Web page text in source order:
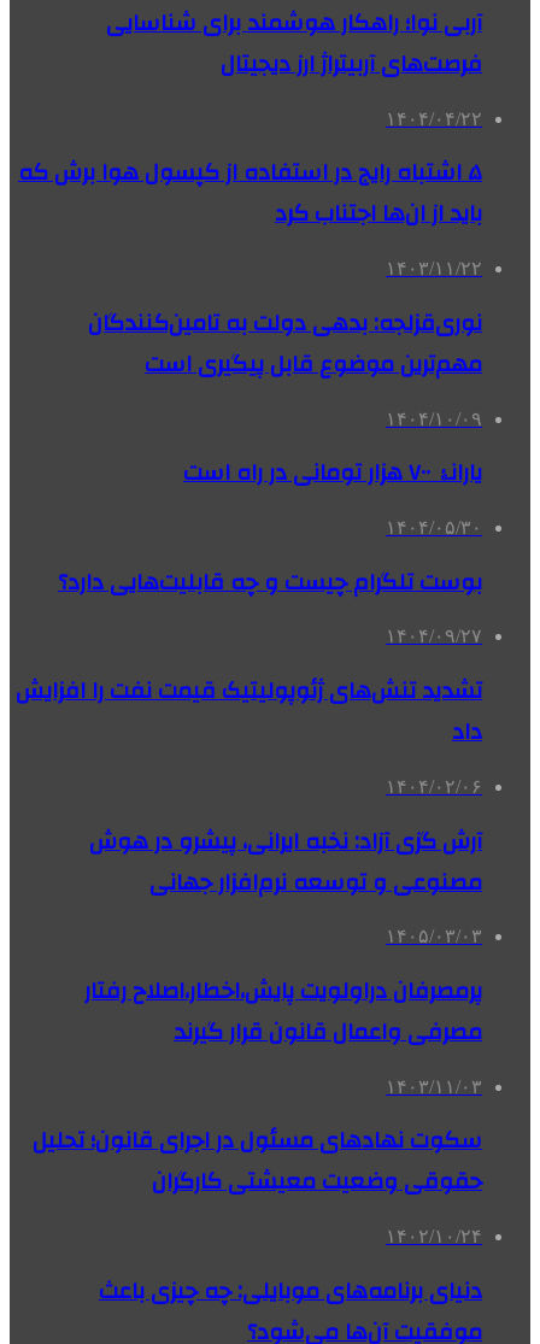
آربی نوا؛ راهکار هوشمند برای شناسایی
فرصت‌های آربیتراژ ارز دیجیتال
۱۴۰۴/۰۴/۲۲
۵ اشتباه رایج در استفاده از کپسول هوا برش که
باید از ان‌ها اجتناب کرد
۱۴۰۳/۱۱/۲۲
نوری‌قزلجه: بدهی دولت به تامین‌کنندگان
مهم‌ترین موضوع قابل پیگیری است
۱۴۰۴/۱۰/۰۹
یارانۀ ۷۰۰ هزار تومانی در راه است
۱۴۰۴/۰۵/۳۰
بوست تلگرام چیست و چه قابلیت‌هایی دارد؟
۱۴۰۴/۰۹/۲۷
تشدید تنش‌های ژئوپولیتیک قیمت نفت را افزایش
داد
۱۴۰۴/۰۲/۰۶
آرش گزی آزاد: نخبه ایرانی، پیشرو در هوش
مصنوعی و توسعه نرم‌افزار جهانی
۱۴۰۵/۰۳/۰۳
پرمصرفان دراولویت پایش،اخطار،اصلاح رفتار
مصرفی واعمال قانون قرار گیرند
۱۴۰۳/۱۱/۰۳
سکوت نهادهای مسئول در اجرای قانون؛ تحلیل
حقوقی وضعیت معیشتی کارگران
۱۴۰۲/۱۰/۲۴
دنیای برنامه‌های موبایلی: چه چیزی باعث
موفقیت آن‌ها می‌شود؟